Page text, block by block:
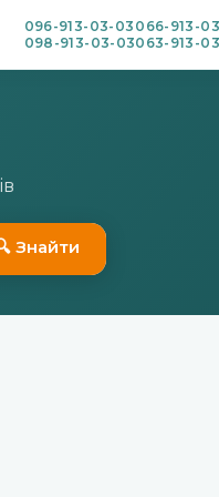
096-913-03-03
098-913-03-03
066-913-
063-913-
Знайти